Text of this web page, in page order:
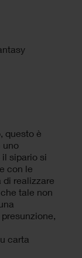
questo è
uno
sipario si
con le
di realizzare
tale non
carta